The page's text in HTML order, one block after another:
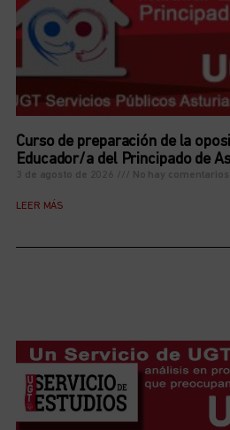
Curso de preparación de la
Educador/a del Principado de
3 de agosto de 2026 No hay comentarios
LEER MÁS